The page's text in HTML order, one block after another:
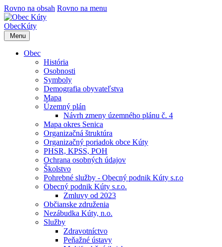
Rovno na obsah Rovno na menu
ObecKúty
Menu
Obec
História
Osobnosti
Symboly
Demografia obyvateľstva
Mapa
Územný plán
Návrh zmeny územného plánu č. 4
Mapa okres Senica
Organizačná štruktúra
Organizačný poriadok obce Kúty
PHSR, KPSS, POH
Ochrana osobných údajov
Školstvo
Pohrebné služby - Obecný podnik Kúty s.r.o
Obecný podnik Kúty s.r.o.
Zmluvy od 2023
Občianske združenia
Nezábudka Kúty, n.o.
Služby
Zdravotníctvo
Peňažné ústavy